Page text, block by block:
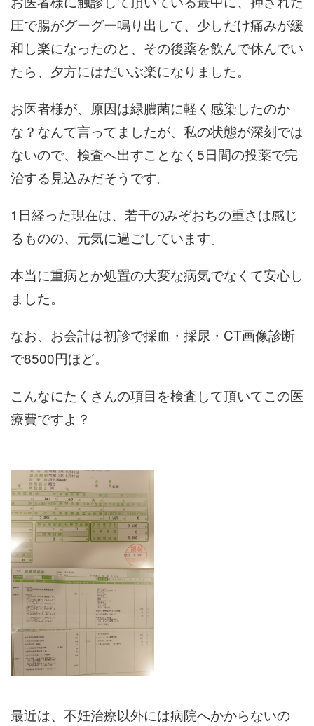
圧で腸がグーグー鳴り出して、少しだけ痛みが緩
和し楽になったのと、その後薬を飲んで休んでい
たら、夕方にはだいぶ楽になりました。
お医者様が、原因は緑膿菌に軽く感染したのか
な？なんて言ってましたが、私の状態が深刻では
ないので、検査へ出すことなく5日間の投薬で完
治する見込みだそうです。
1日経った現在は、若干のみぞおちの重さは感じ
るものの、元気に過ごしています。
本当に重病とか処置の大変な病気でなくて安心し
ました。
なお、お会計は初診で採血・採尿・CT画像診断
で8500円ほど。
こんなにたくさんの項目を検査して頂いてこの医
療費ですよ？
最近は、不妊治療以外には病院へかからないの